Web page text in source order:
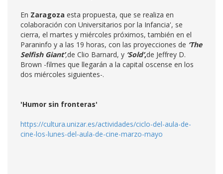
En Zaragoza esta propuesta, que se realiza en
colaboración con Universitarios por la Infancia', se
cierra, el martes y miércoles próximos, también en el
Paraninfo y a las 19 horas, con las proyecciones de ‘The
Selfish Giant’,de Clio Barnard, y ‘Sold’,de Jeffrey D.
Brown -filmes que llegarán a la capital oscense en los
dos miércoles siguientes-.
'Humor sin fronteras'
https://cultura.unizar.es/actividades/ciclo-del-aula-de-
cine-los-lunes-del-aula-de-cine-marzo-mayo